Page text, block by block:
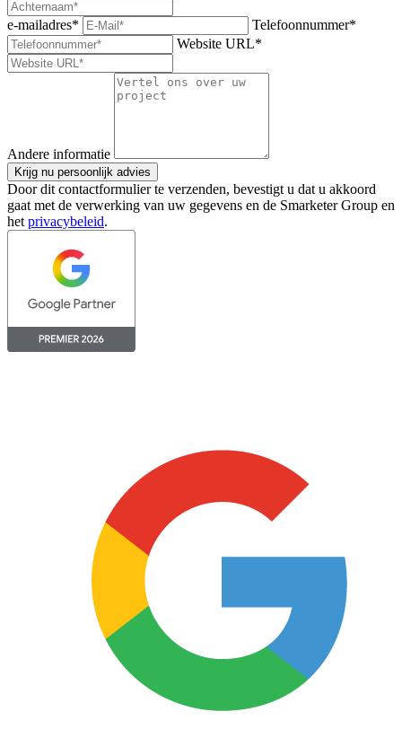
e-mailadres*
Telefoonnummer*
Website URL*
Andere informatie
Krijg nu persoonlijk advies
Door dit contactformulier te verzenden, bevestigt u dat u akkoord
gaat met de verwerking van uw gegevens en de Smarketer Group en
het privacybeleid.